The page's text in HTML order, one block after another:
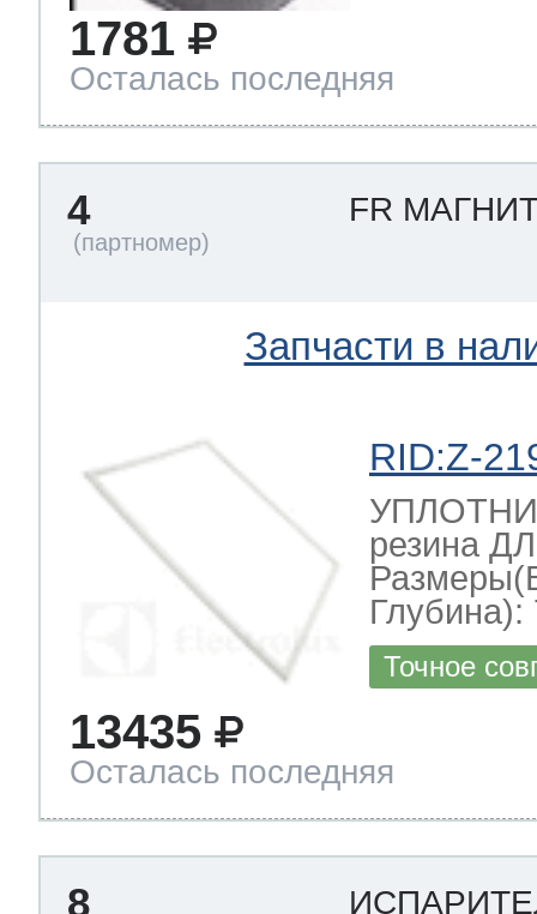
1781
Осталась последняя
4 FR
Запчасти в
RID:Z-
резина
Глубина):
Точное
13435
Осталась последняя
8